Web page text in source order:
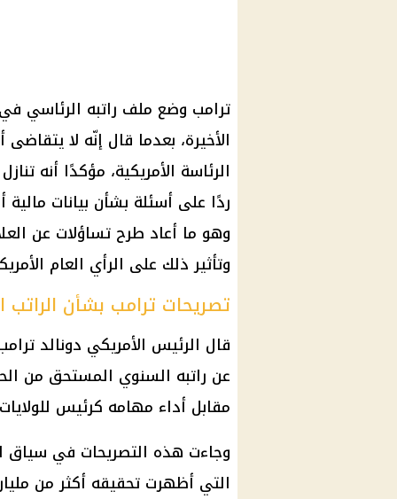
ترامب وضع ملف راتبه الرئاسي في
الأخيرة، بعدما قال إنّه لا
الرئاسة الأمريكية، مؤكدًا أنه
ردًا على أسئلة بشأن بيانات مالية
وهو ما أعاد طرح تساؤلات عن
وتأثير ذلك على الرأي العام
تصريحات ترامب بشأن الراتب
قال الرئيس الأمريكي دونالد
عن راتبه السنوي المستحق من
مقابل أداء مهامه كرئيس
وجاءت هذه التصريحات في سياق
التي أظهرت تحقيقه أكثر من